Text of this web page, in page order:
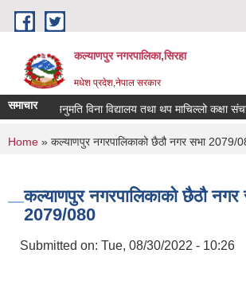
Skip to main content
कल्याणपुर नगरपालिका,सिरहा
मधेश प्रदेश,नेपाल सरकार
समाचारअनुमति विना विद्यालय तथा थप माचिल्लो कक्षा
You are here
Home » कल्याणपुर नगरपालिकाको छैठौ नगर सभा 2079/
कल्याणपुर नगरपालिकाको छैठौ नगर
2079/080
Submitted on: Tue, 08/30/2022 - 10:26